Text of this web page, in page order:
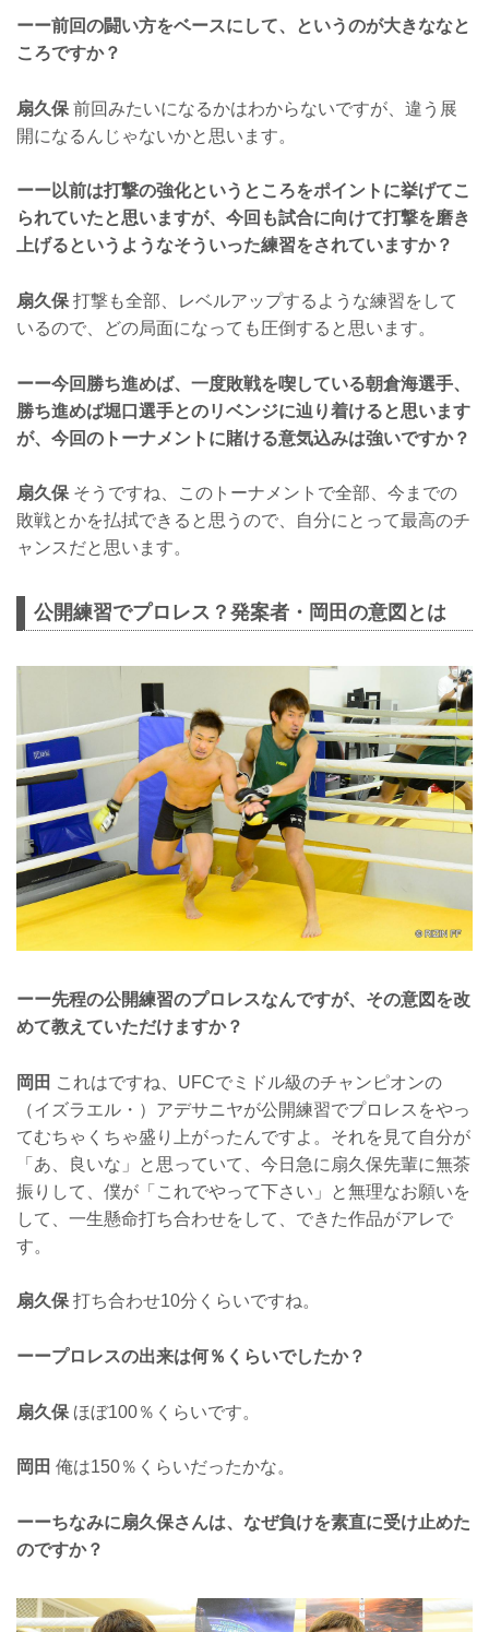
ーー前回の闘い方をベースにして、というのが大きななと
ころですか？
扇久保 前回みたいになるかはわからないですが、違う展
開になるんじゃないかと思います。
ーー以前は打撃の強化というところをポイントに挙げてこ
られていたと思いますが、今回も試合に向けて打撃を磨き
上げるというようなそういった練習をされていますか？
扇久保 打撃も全部、レベルアップするような練習をして
いるので、どの局面になっても圧倒すると思います。
ーー今回勝ち進めば、一度敗戦を喫している朝倉海選手、
勝ち進めば堀口選手とのリベンジに辿り着けると思います
が、今回のトーナメントに賭ける意気込みは強いですか？
扇久保 そうですね、このトーナメントで全部、今までの
敗戦とかを払拭できると思うので、自分にとって最高のチ
ャンスだと思います。
公開練習でプロレス？発案者・岡田の意図とは
ーー先程の公開練習のプロレスなんですが、その意図を改
めて教えていただけますか？
岡田 これはですね、UFCでミドル級のチャンピオンの
（イズラエル・）アデサニヤが公開練習でプロレスをやっ
てむちゃくちゃ盛り上がったんですよ。それを見て自分が
「あ、良いな」と思っていて、今日急に扇久保先輩に無茶
振りして、僕が「これでやって下さい」と無理なお願いを
して、一生懸命打ち合わせをして、できた作品がアレで
す。
扇久保 打ち合わせ10分くらいですね。
ーープロレスの出来は何％くらいでしたか？
扇久保 ほぼ100％くらいです。
岡田 俺は150％くらいだったかな。
ーーちなみに扇久保さんは、なぜ負けを素直に受け止めた
のですか？